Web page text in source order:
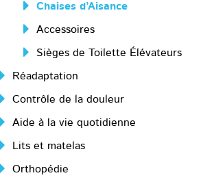
Chaises d’Aisance
Accessoires
Sièges de Toilette Élévateurs
Réadaptation
Contrôle de la douleur
Aide à la vie quotidienne
Lits et matelas
Orthopédie